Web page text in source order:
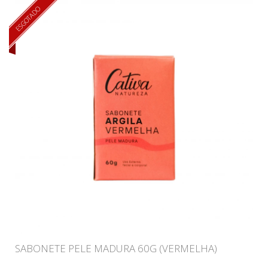
ESGOTADO
SABONETE PELE MADURA 60G (VERMELHA)